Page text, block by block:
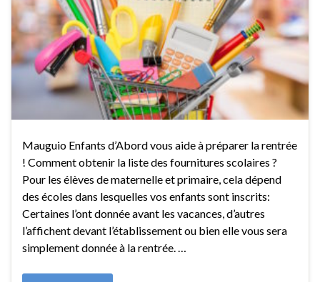
Mauguio Enfants d’Abord vous aide à préparer la rentrée
! Comment obtenir la liste des fournitures scolaires ?
Pour les élèves de maternelle et primaire, cela dépend
des écoles dans lesquelles vos enfants sont inscrits:
Certaines l’ont donnée avant les vacances, d’autres
l’affichent devant l’établissement ou bien elle vous sera
simplement donnée à la rentrée. …